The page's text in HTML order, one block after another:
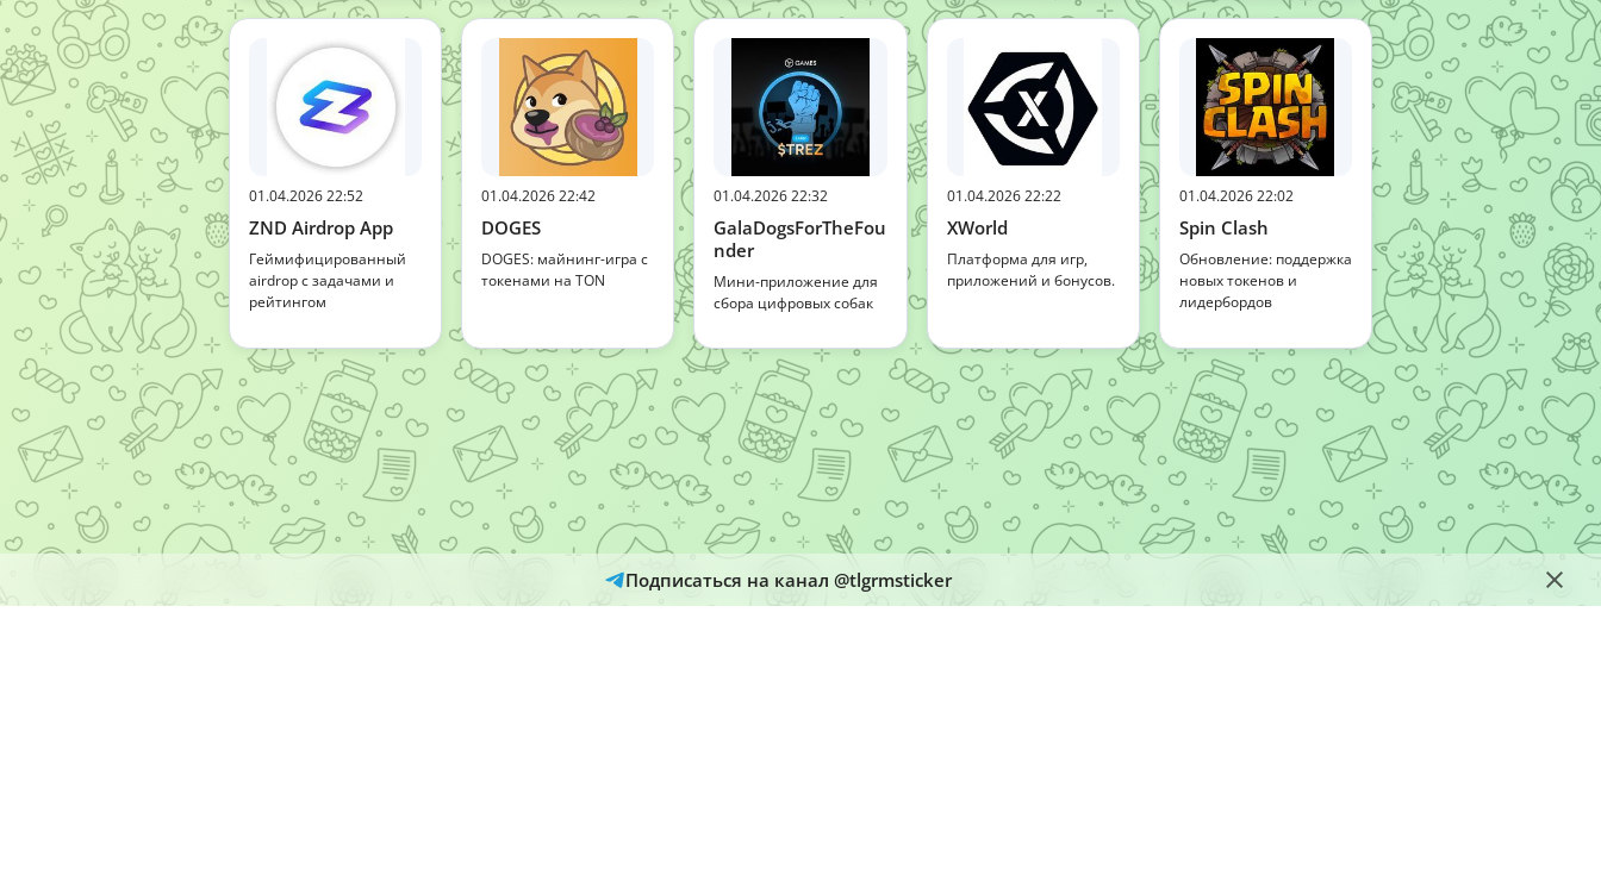
01.04.2026 22:52
ZND Airdrop App
Геймифицированный
airdrop с задачами и
рейтингом
01.04.2026 22:42
DOGES
DOGES: майнинг-игра с
токенами на TON
01.04.2026 22:32
GalaDogsForTheFou
nder
Мини-приложение для
сбора цифровых собак
01.04.2026 22:22
XWorld
Платформа для игр,
приложений и бонусов.
01.04.2026 22:02
Spin Clash
Обновление: поддержка
новых токенов и
лидербордов
Подписаться на канал @tlgrmsticker